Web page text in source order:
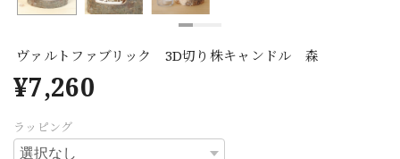
ヴァルトファブリック 3D切り株キャンドル 森
¥7,260
ラッピング